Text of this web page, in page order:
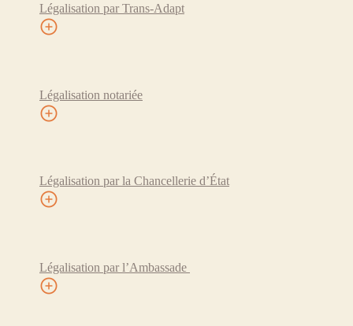
Légalisation par Trans-Adapt
Légalisation notariée
Légalisation par la Chancellerie d’État
Légalisation par l’Ambassade